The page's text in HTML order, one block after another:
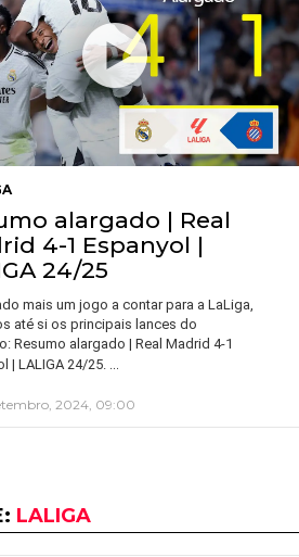
alargado | Real
4-1 Espanyol |
24/25
mais um jogo a contar para a LaLiga,
até si os principais lances do
Resumo alargado | Real Madrid 4-1
| LALIGA 24/25.
2024, 09:00
LALIGA